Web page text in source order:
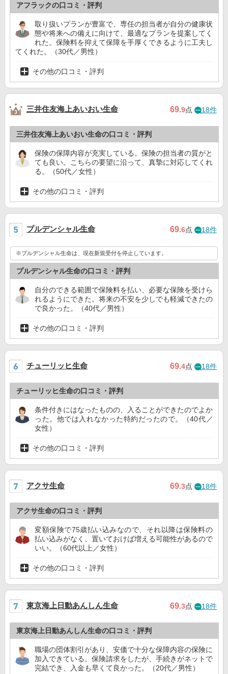
アフラックの口コミ・評判
取り扱いプランが豊富で、専任の担当者が自分の健康状
態や将来への備えに向けて、最適なプランを提案してく
れた。保険料を抑えて保障を手厚くできるように工夫し
てくれた。（30代／男性）
その他の口コミ・評判
三井住友海上あいおい生命 69.9点 18件
三井住友海上あいおい生命の口コミ・評判
保険の保障内容が充実している。保険の担当者の質がと
ても良い。こちらの要望に沿って、真摯に対応してくれ
る。（50代／女性）
その他の口コミ・評判
プルデンシャル生命 69.6点 18件
※プルデンシャル生命は、現在新規受付を停止しています。
プルデンシャル生命の口コミ・評判
自分のできる範囲で保険料を払い、必要な保険を受けら
れるようにできた。将来の不安を少しでも軽減できたの
で良かった。（40代／男性）
その他の口コミ・評判
チューリッヒ生命 69.4点 18件
チューリッヒ生命の口コミ・評判
条件付きにはなったものの、入ることができたのでよか
った。他では入れなかった特約だったので。（40代／
女性）
その他の口コミ・評判
アクサ生命 69.3点 18件
アクサ生命の口コミ・評判
変額保険で75歳払い込みなので、それ以降は保険料の
払い込みがなく、置いておけば増える可能性があるので
いい。（60代以上／女性）
その他の口コミ・評判
東京海上日動あんしん生命 69.3点 18件
東京海上日動あんしん生命の口コミ・評判
職場の団体割引があり、安価で十分な保障内容の保険に
加入できている。保険請求をしたが、手続きがネットで
完結でき、入金も早くて良かった。（20代／男性）